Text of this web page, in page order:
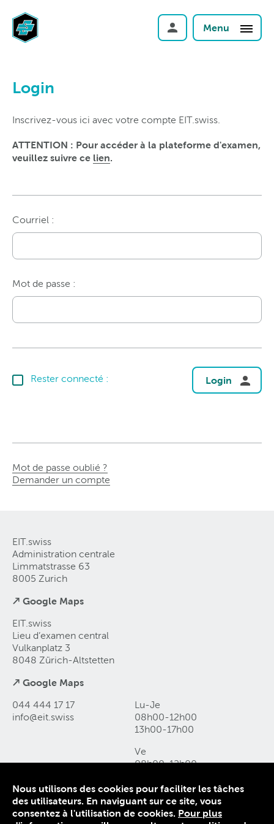
Menu
Login
Inscrivez-vous ici avec votre compte EIT.swiss.
ATTENTION : Pour accéder à la plateforme d'examen,
veuillez suivre ce lien.
Courriel :
Mot de passe :
Rester connecté : Login
Mot de passe oublié ?
Demander un compte
EIT.swiss
Administration centrale
Limmatstrasse 63
8005 Zurich
↗ Google Maps
EIT.swiss
Lieu d’examen central
Vulkanplatz 3
8048 Zürich-Altstetten
↗ Google Maps
044 444 17 17
info@eit swiss
Lu-Je
08h00-12h00
13h00-17h00
Ve
08h00-12h00
Contact et accès
Déclaration de protection des données
Nous utilisons des cookies pour faciliter les tâches
des utilisateurs. En naviguant sur ce site, vous
consentez à l'utilisation de cookies. Pour plus